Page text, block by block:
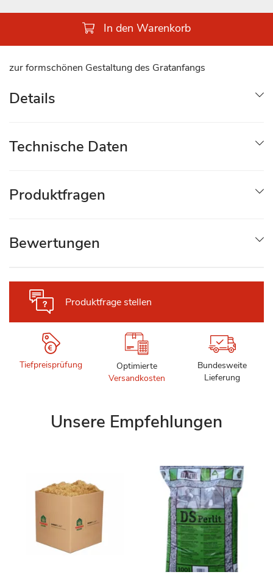
In den Warenkorb
zur formschönen Gestaltung des Gratanfangs
Produktfrage stellen
Tiefpreisprüfung
Optimierte
Versandkosten
Bundesweite
Lieferung
Details
Technische Daten
Produktfragen
Bewertungen
Unsere Empfehlungen